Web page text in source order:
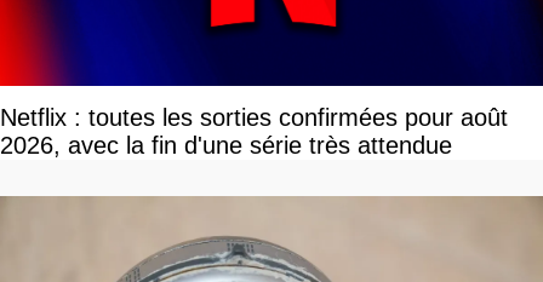
Netflix : toutes les sorties confirmées pour août
2026, avec la fin d'une série très attendue